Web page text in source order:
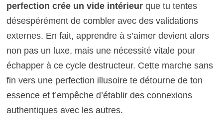
perfection crée un vide intérieurque tu tentes
désespérément de combler avec des validations
externes. En fait, apprendre à s’aimer devient alors
non pas un luxe, mais une nécessité vitale pour
échapper à ce cycle destructeur. Cette marche sans
fin vers une perfection illusoire te détourne de ton
essence et t’empêche d’établir des connexions
authentiques avec les autres.